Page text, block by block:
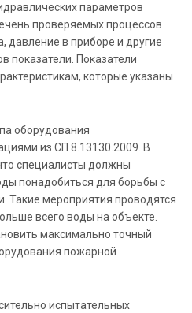
параметров
проверяемых процессов
давление в приборе и другие
показатели. Показатели
которые указаны
оборудования
из СП 8.13130.2009. В
специалисты должны
понадобиться для борьбы с
Такие мероприятия проводятся
всего воды на объекте.
максимально точный
пожарной
испытательных